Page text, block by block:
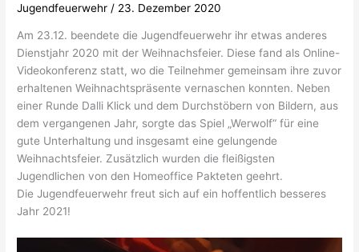
Jugendfeuerwehr / 23. Dezember 2020
Am 23.12. beendete die Jugendfeuerwehr ihr etwas anderes
Dienstjahr 2020 mit der Weihnachsfeier. Diese fand als Online-
Videokonferenz statt, wo die Teilnehmer gemeinsam ihre zuvor
erhaltenen Weihnachtspräsente vernaschen konnten. Neben
einer Runde Dalli Klick und dem Durchstöbern von Bildern, aus
dem vergangenen Jahr, sorgte das Spiel „Werwolf“ für eine
gute Unterhaltung und insgesamt eine gelungende
Weihnachtsfeier. Zusätzlich wurden die fleißigsten
Jugendlichen von den Homeoffice Pakteten geehrt.
Die Jugendfeuerwehr freut sich auf ein hoffentlich besseres
Jahr 2021!